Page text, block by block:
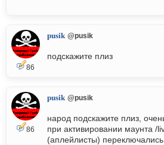
86
pusik @pusik
подскажите плиз
86
pusik @pusik
народ подскажите плиз,
при активировании маунта /
(аплейлисты)